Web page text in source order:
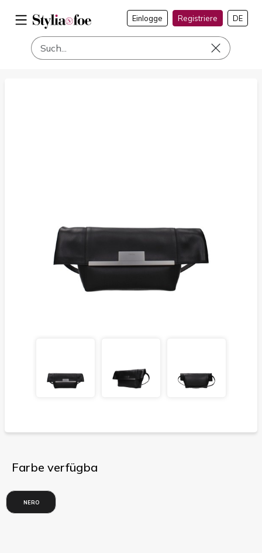
Einlogge Registriere DE
Farbe verfügba
NERO